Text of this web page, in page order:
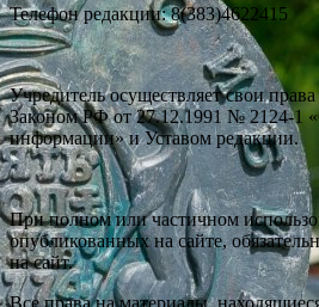
Телефон редакции: 8(383)4622415
Учредитель осуществляет свои
Законом РФ от 27.12.1991 № 2124-1
информации» и Уставом редакции.
При полном или частичном
опубликованных на сайте,
на сайт.